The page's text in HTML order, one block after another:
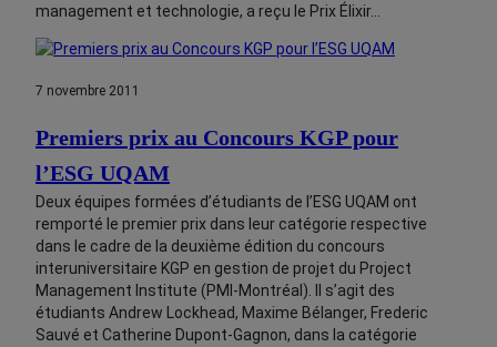
management et technologie, a reçu le Prix Élixir…
7 novembre 2011
Premiers prix au Concours KGP pour
l’ESG UQAM
Deux équipes formées d’étudiants de l’ESG UQAM ont
remporté le premier prix dans leur catégorie respective
dans le cadre de la deuxième édition du concours
interuniversitaire KGP en gestion de projet du Project
Management Institute (PMI-Montréal). Il s’agit des
étudiants Andrew Lockhead, Maxime Bélanger, Frederic
Sauvé et Catherine Dupont-Gagnon, dans la catégorie